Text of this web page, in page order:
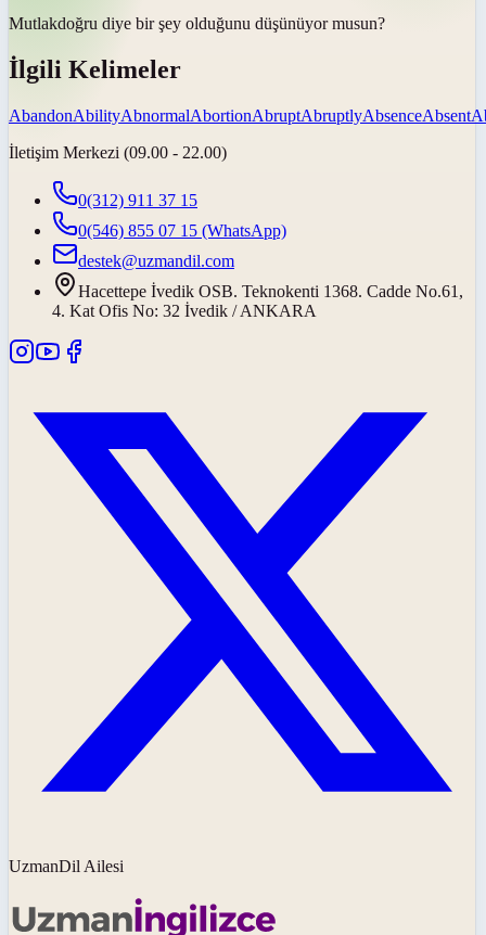
Mutlakdoğru diye bir şey olduğunu düşünüyor musun?
İlgili Kelimeler
AbandonAbilityAbnormalAbortionAbruptAbruptlyAbsenceAbsent
İletişim Merkezi (09.00 - 22.00)
0(312) 911 37 15
0(546) 855 07 15 (WhatsApp)
destek@uzmandil.com
Hacettepe İvedik OSB. Teknokenti 1368. Cadde No.61,
4. Kat Ofis No: 32 İvedik / ANKARA
UzmanDil Ailesi